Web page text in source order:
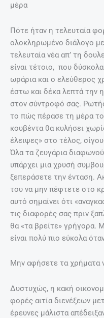
μέρα
Πότε ήταν η τελευταία
ολοκληρωμένο διάλογο
τελευταία νέα απ’ τη
είναι τέτοιο, που
ωράρια και ο ελεύθερος
έστω και δέκα λεπτά την
στον σύντροφό σας.
το πώς πέρασε τη μέρα
κουβέντα θα κυλήσει
έλειψες» στο τέλος,
Όλα τα ζευγάρια
υπάρχει μια χρυσή
ξεπεράσετε την ένταση.
του να μην πέφτετε στο
αυτό σημαίνει ότι
τις διαφορές σας πριν
θα «τα βρείτε» γρήγορα.
είναι πολύ πιο εύκολα
Μην αφήσετε τα χρήματα
Δυστυχώς, η κακή
φορές αιτία διενέξεων
έρευνες μάλιστα